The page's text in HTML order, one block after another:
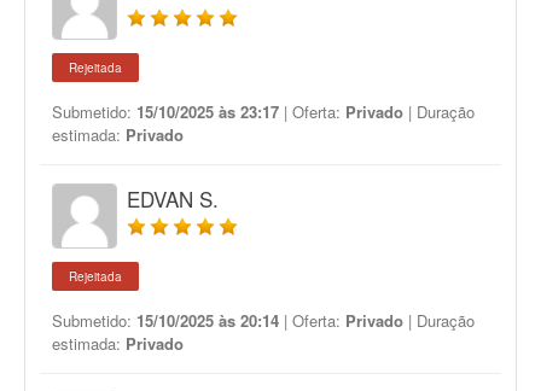
Rejeitada
Submetido: 15/10/2025 às 23:17 | Oferta: Privado | Duração
estimada: Privado
EDVAN S.
Rejeitada
Submetido: 15/10/2025 às 20:14 | Oferta: Privado | Duração
estimada: Privado